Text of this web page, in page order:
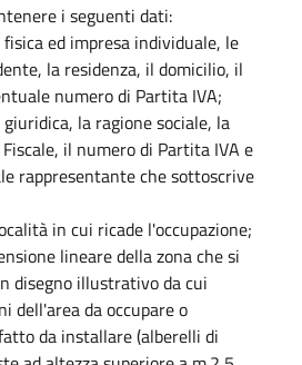
i seguenti dati:
ed impresa individuale, le
la residenza, il domicilio, il
numero di Partita IVA;
la ragione sociale, la
il numero di Partita IVA e
rappresentante che sottoscrive
in cui ricade l'occupazione;
lineare della zona che si
disegno illustrativo da cui
dell'area da occupare o
da installare (alberelli di